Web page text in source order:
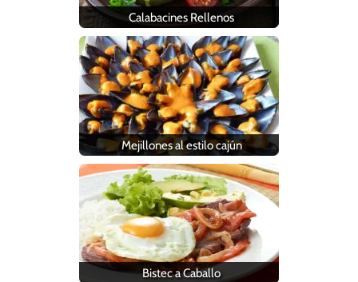
Calabacines Rellenos
Mejillones al estilo cajún
Bistec a Caballo